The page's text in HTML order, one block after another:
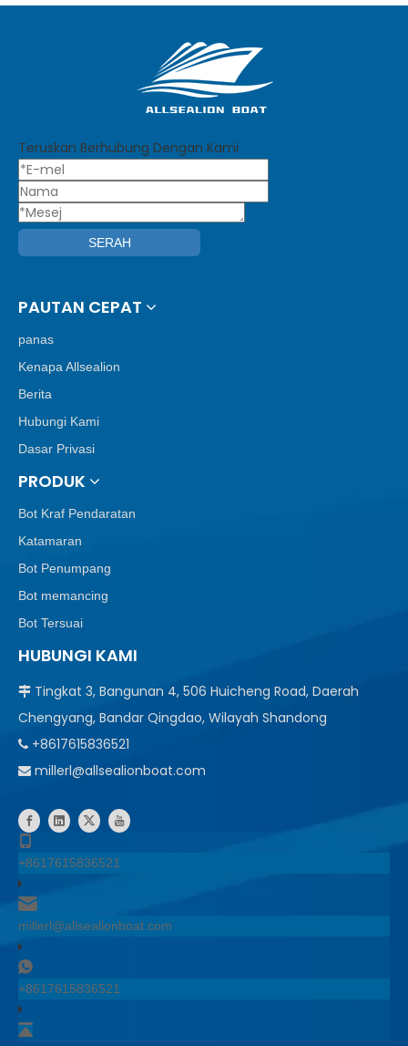
Teruskan Berhubung Dengan Kami
SERAH
PAUTAN CEPAT
panas
Kenapa Allsealion
Berita
Hubungi Kami
Dasar Privasi
PRODUK
Bot Kraf Pendaratan
Katamaran
Bot Penumpang
Bot memancing
Bot Tersuai
HUBUNGI KAMI
 Tingkat 3, Bangunan 4, 506 Huicheng Road, Daerah
Chengyang, Bandar Qingdao, Wilayah Shandong
 +8617615836521
 millerl@allsealionboat.com
+8617615836521
millerl@allsealionboat.com
+8617615836521